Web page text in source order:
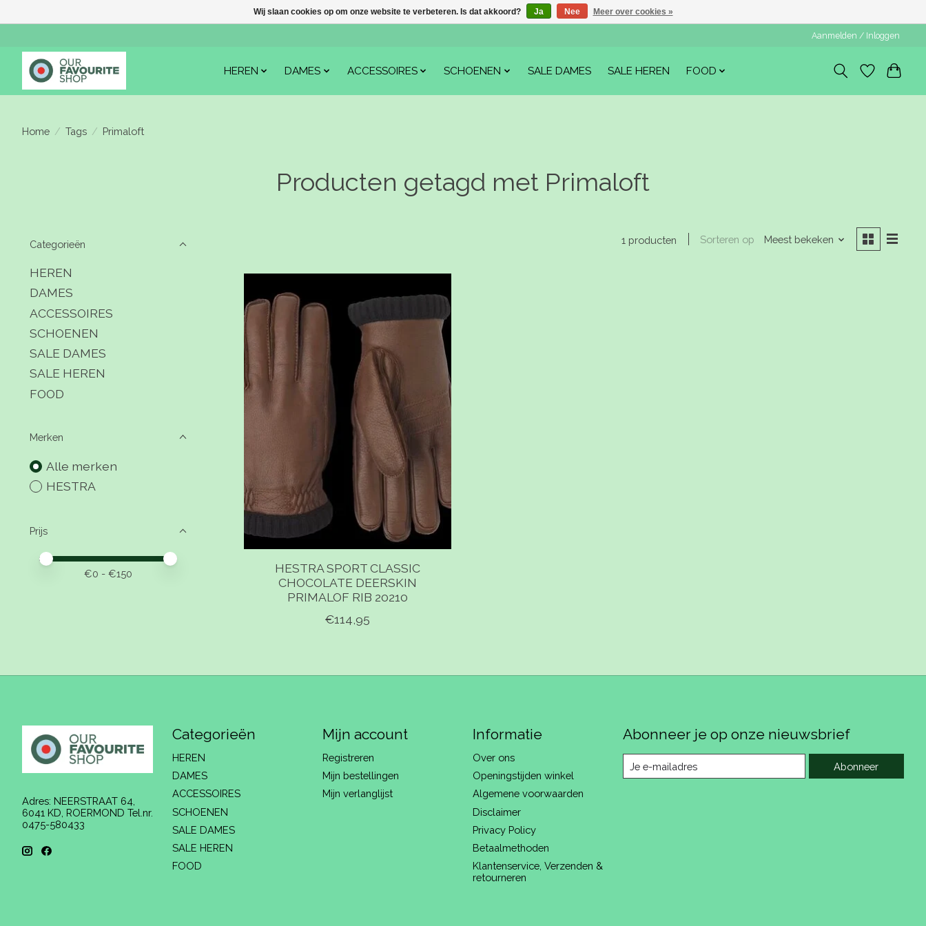
Aanmelden / Inloggen
HEREN DAMES ACCESSOIRES SCHOENEN SALE DAMES SALE HEREN FOOD
Home / Tags / Primaloft
Producten getagd met Primaloft
Categorieën
HEREN
DAMES
ACCESSOIRES
SCHOENEN
SALE DAMES
SALE HEREN
FOOD
Merken
Alle merken
HESTRA
Prijs
Minimale prijswaarde
Price maximum value
€0 - €150
1 producten Sorteren op Meest bekeken
HESTRA SPORT CLASSIC
CHOCOLATE DEERSKIN
PRIMALOF RIB 20210
€114,95
Adres: NEERSTRAAT 64,
6041 KD, ROERMOND Tel.nr.
0475-580433
Categorieën
HEREN
DAMES
ACCESSOIRES
SCHOENEN
SALE DAMES
SALE HEREN
FOOD
Mijn account
Registreren
Mijn bestellingen
Mijn verlanglijst
Informatie
Over ons
Openingstijden winkel
Algemene voorwaarden
Disclaimer
Privacy Policy
Betaalmethoden
Klantenservice, Verzenden &
retourneren
Abonneer je op onze nieuwsbrief
Abonneer
Wij slaan cookies op om onze website te verbeteren. Is dat akkoord? Ja Nee Meer over cookies »